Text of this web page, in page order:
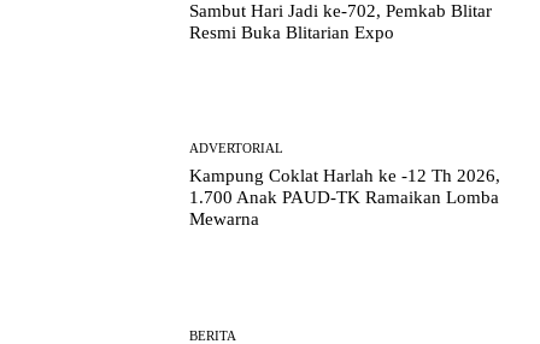
Sambut Hari Jadi ke-702, Pemkab Blitar
Resmi Buka Blitarian Expo
ADVERTORIAL
Kampung Coklat Harlah ke -12 Th 2026,
1.700 Anak PAUD-TK Ramaikan Lomba
Mewarna
BERITA